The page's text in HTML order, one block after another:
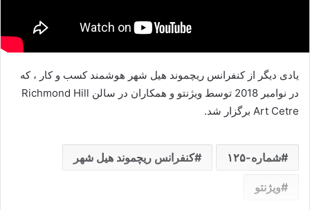
یادی دیگر از کنفرانس ریچموند هیل شهر هوشمند کسب و کار ، که
در نوامبر 2018 توسط ویژنتو و همکاران در سالن Richmond Hill
Art Cetre برگزار شد.
شماره-۱۲۵ کنفرانس ریچموند هیل شهر
ویژنتو